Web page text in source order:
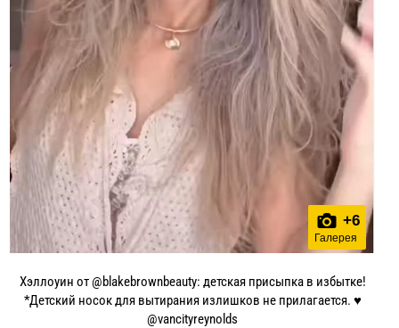
+6
Галерея
Хэллоуин от @blakebrownbeauty: детская присыпка в избытке!
*Детский носок для вытирания излишков не прилагается. ♥️
@vancityreynolds